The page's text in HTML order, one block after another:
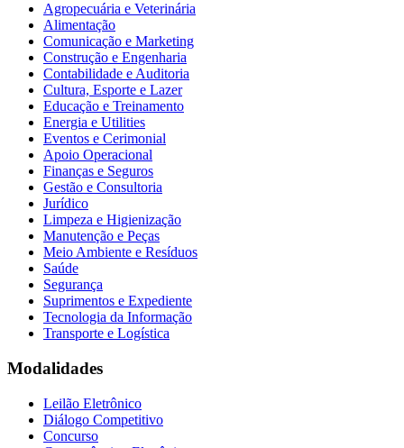
Agropecuária e Veterinária
Alimentação
Comunicação e Marketing
Construção e Engenharia
Contabilidade e Auditoria
Cultura, Esporte e Lazer
Educação e Treinamento
Energia e Utilities
Eventos e Cerimonial
Apoio Operacional
Finanças e Seguros
Gestão e Consultoria
Jurídico
Limpeza e Higienização
Manutenção e Peças
Meio Ambiente e Resíduos
Saúde
Segurança
Suprimentos e Expediente
Tecnologia da Informação
Transporte e Logística
Modalidades
Leilão Eletrônico
Diálogo Competitivo
Concurso